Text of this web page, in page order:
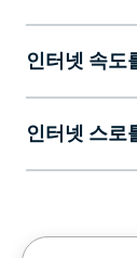
인터넷 속도
인터넷 스로